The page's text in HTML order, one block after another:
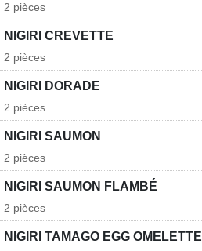
2 pièces
NIGIRI CREVETTE
2 pièces
NIGIRI DORADE
2 pièces
NIGIRI SAUMON
2 pièces
NIGIRI SAUMON FLAMBÉ
2 pièces
NIGIRI TAMAGO EGG OMELETTE